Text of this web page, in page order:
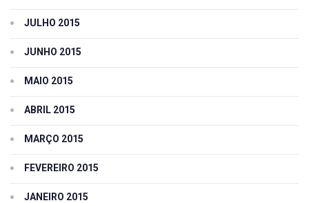
JULHO 2015
JUNHO 2015
MAIO 2015
ABRIL 2015
MARÇO 2015
FEVEREIRO 2015
JANEIRO 2015